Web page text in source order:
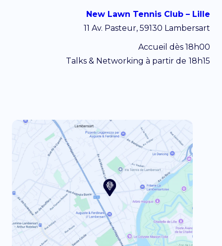
New Lawn Tennis Club – Lille
11 Av. Pasteur, 59130 Lambersart
Accueil dès 18h00
Talks & Networking à partir de 18h15